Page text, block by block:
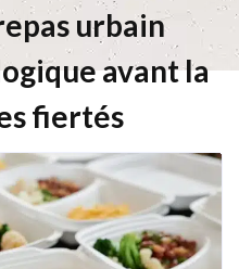
urbain
avant la
fiertés